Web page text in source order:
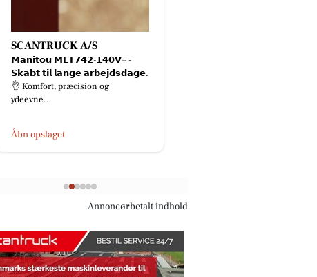
SCANTRUCK A/S
𝗠𝗮𝗻𝗶𝘁𝗼𝘂 𝗠𝗟𝗧𝟳𝟰𝟮-𝟭𝟰𝟬𝗩+ -
𝗦𝗸𝗮𝗯𝘁 𝘁𝗶𝗹 𝗹𝗮𝗻𝗴𝗲 𝗮𝗿𝗯𝗲𝗷𝗱𝘀𝗱𝗮𝗴𝗲.
👌 Komfort, præcision og
ydeevne...
Åbn opslaget
Annoncørbetalt indhold